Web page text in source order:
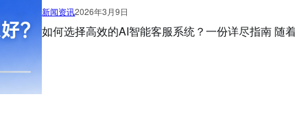
新闻资讯2026年3月9日
如何选择高效的AI智能客服系统？一份详尽指南